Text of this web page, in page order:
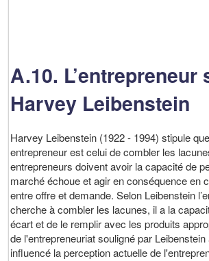
A.10. L’entrepreneur
Harvey Leibenstein
Harvey Leibenstein (1922 - 1994) stipule
entrepreneur est celui de combler les
entrepreneurs doivent avoir la capacité de
marché échoue et agir en conséquence en
entre offre et demande. Selon Leibenstein
cherche à combler les lacunes, il a la
écart et de le remplir avec les produits
de l'entrepreneuriat souligné par
influencé la perception actuelle de